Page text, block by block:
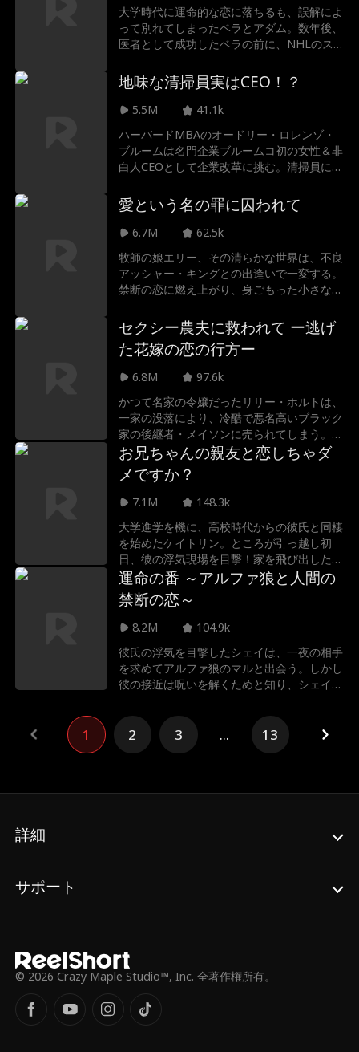
大学時代に運命的な恋に落ちるも、誤解によ
って別れてしまったベラとアダム。数年後、
医者として成功したベラの前に、NHLのス
て姿を現す。偽装カップルの契約を結ぶ二人
だが、共に過ごす日々の中で、眠っていた感
情が再び目覚めていく。二度目のチャンス
地味な清掃員実はCEO！？
5.5M
41.1k
ハーバードMBAのオードリー・ロレンゾ・
ブルームは名門企業ブルームコ初の女性＆非
白人CEOとして企業改革に挑む。清掃員に変
夜、婚約者に「不法滞在者」と誤解され、幹
部たちは従兄弟への禅譲を画策。そして幼な
じみの仇敵ライダー・マーロウとの意外な絆
愛という名の罪に囚われて
6.7M
62.5k
牧師の娘エリー、その清らかな世界は、不良
アッシャー・キングとの出逢いで一変する。
禁断の恋に燃え上がり、身ごもった小さな
属する非情なギャング「赤蛇組」が決して許
さぬ裏切りだった。引き裂かれ、未来さえ奪
われようとする二人。すべてを敵に回して
も、アッシャーは誓う――「この愛、命懸け
で守り抜く」。過酷な運命に、二人は抗うこ
とができるのか？
セクシー農夫に救われて ー逃げ
た花嫁の恋の行方ー
6.8M
97.6k
かつて名家の令嬢だったリリー・ホルトは、
一家の没落により、冷酷で悪名高いブラック
家の後継者・メイソンに売られてしまう。彼
との偽りの結婚初夜、暴力的な本性に恐れを
なした彼女は逃げ出し、偶然出会ったのは、
優しくてセクシーな農夫・カル・フォスタ
ー。ひと目でリリーに惹かれたカルは、彼女
の因縁の相手だと知ると、命を懸けて彼女を
守る決意を固める――。
お兄ちゃんの親友と恋しちゃダ
メですか？
7.1M
148.3k
大学進学を機に、高校時代からの彼氏と同棲
を始めたケイトリン。ところが引っ越し初
日、彼の浮気現場を目撃！家を飛び出した彼
女が転がり込んだのは…実の兄のアパート。
しかもそこにいたのは、ケイトリンが昔こっ
そり想いを寄せていた、兄のイケメン親友・
コールだった！同居生活をきっかけに再燃す
の執着・学内の意地悪女子、そして何よ
り“兄バリア”が立ちはだかる――！
運命の番 ～アルファ狼と人間の
禁断の恋～
8.2M
104.9k
彼氏の浮気を目撃したシェイは、一夜の相手
を求めてアルファ狼のマルと出会う。しかし
彼の接近は呪いを解くためと知り、シェイは
命が危ない。拒絶と葛藤の中で育まれる本当
の愛。シェイは彼を救うため、運命の番にな
る決意ができるのか。
1 2 3 ... 13
詳細
サポート
© 2026 Crazy Maple Studio™, Inc. 全著作権所有。